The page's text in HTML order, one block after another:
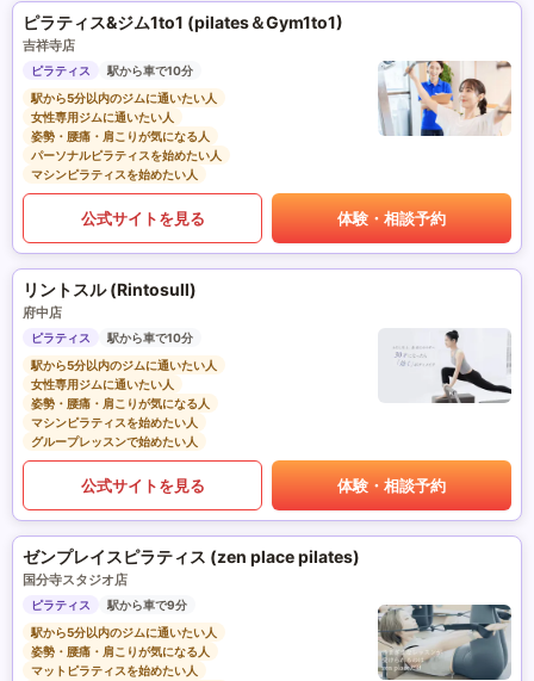
ピラティス&ジム1to1 (pilates＆Gym1to1)
吉祥寺店
ピラティス
駅から車で10分
駅から5分以内のジムに通いたい人
女性専用ジムに通いたい人
姿勢・腰痛・肩こりが気になる人
パーソナルピラティスを始めたい人
マシンピラティスを始めたい人
公式サイトを見る 体験・相談予約
リントスル (Rintosull)
府中店
ピラティス
駅から車で10分
駅から5分以内のジムに通いたい人
女性専用ジムに通いたい人
姿勢・腰痛・肩こりが気になる人
マシンピラティスを始めたい人
グループレッスンで始めたい人
公式サイトを見る 体験・相談予約
ゼンプレイスピラティス (zen place pilates)
国分寺スタジオ店
ピラティス
駅から車で9分
駅から5分以内のジムに通いたい人
姿勢・腰痛・肩こりが気になる人
マットピラティスを始めたい人